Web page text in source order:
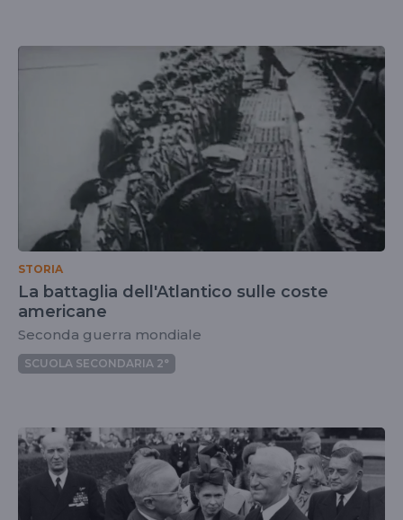
STORIA
La battaglia dell'Atlantico sulle coste
americane
Seconda guerra mondiale
SCUOLA SECONDARIA 2°